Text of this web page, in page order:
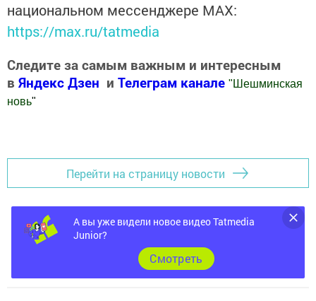
национальном мессенджере MАХ:
https://max.ru/tatmedia
Следите за самым важным и интересным
в Яндекс Дзен и Телеграм канале " Шешминская
новь"
Перейти на страницу новости
А вы уже видели новое видео Tatmedia
Junior?
Cмотреть